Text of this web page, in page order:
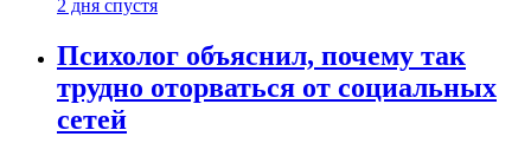
2 дня спустя
Психолог объяснил, почему так
трудно оторваться от социальных
сетей